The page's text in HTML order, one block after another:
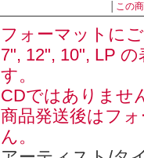
この
フォーマットに
7", 12", 10", LP
す。
CDではありませ
商品発送後はフ
ん。